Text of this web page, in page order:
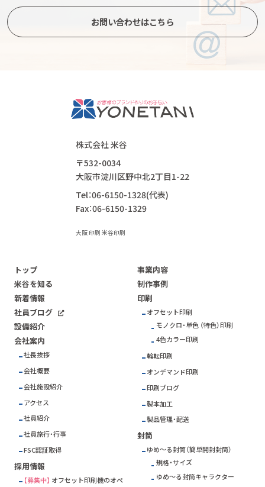
お問い合わせはこちら
株式会社 米谷
〒532-0034
大阪市淀川区野中北2丁目1-22
Tel：06-6150-1328(代表)
Fax：06-6150-1329
大阪 印刷 米谷印刷
トップ
米谷を知る
新着情報
社員ブログ
設備紹介
会社案内
社長挨拶
会社概要
会社施設紹介
アクセス
社員紹介
社員旅行・行事
FSC認証取得
採用情報
【募集中】 オフセット印刷機のオペ
事業内容
制作事例
印刷
オフセット印刷
モノクロ・単色 （特色）印刷
4色カラー印刷
輪転印刷
オンデマンド印刷
印刷ブログ
製本加工
製品管理・配送
封筒
ゆめ～る封筒（簡単開封封筒）
規格・サイズ
ゆめ～る封筒キャラクター